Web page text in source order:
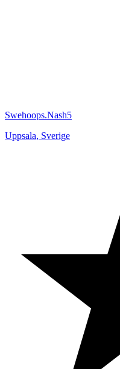
Swehoops.Nash5
Uppsala, Sverige